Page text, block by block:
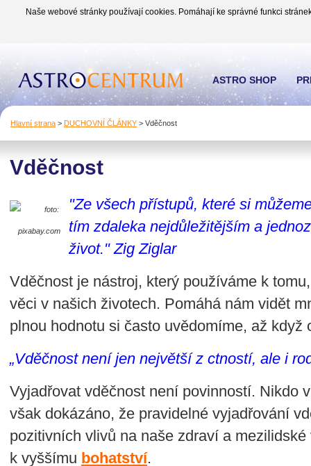
Naše webové stránky používají cookies. Pomáhají ke správné funkci
Hlavní strana > DUCHOVNÍ ČLÁNKY > Vděčnost
Vděčnost
foto:
pixabay.com
"Ze všech přístupů, které si
tím zdaleka nejdůležitějším a
život." Zig Ziglar
Vděčnost je nástroj, který používáme k
věci v našich životech. Pomáhá nám vidět
plnou hodnotu si často uvědomíme, až když
„Vděčnost není jen největší z ctností, ale i
Vyjadřovat vděčnost není povinností. Nikdo
však dokázáno, že pravidelné vyjadřování
pozitivních vlivů na naše zdraví a
k vyššímu bohatství.
ASTRO SHOP